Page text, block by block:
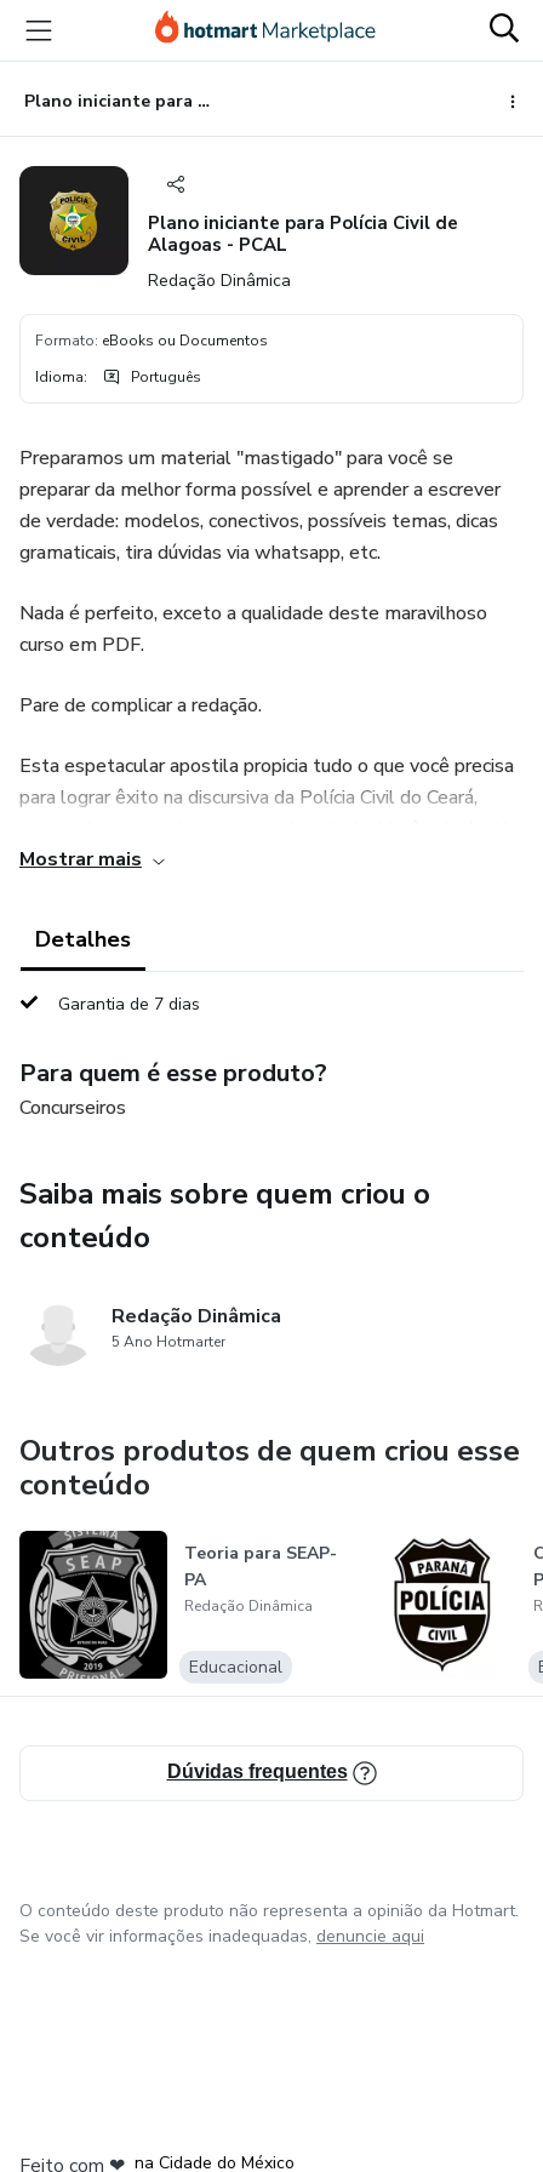
para
conteúdo
principal
para
pagamento
para
rodapé
Plano iniciante para Polícia Civil de Alagoas - PCAL
Plano iniciante para Polícia Civil de
Alagoas - PCAL
Redação Dinâmica
Formato: eBooks ou Documentos
Idioma: Português
Preparamos um material "mastigado" para você se
preparar da melhor forma possível e aprender a escrever
de verdade: modelos, conectivos, possíveis temas, dicas
gramaticais, tira dúvidas via whatsapp, etc.
Nada é perfeito, exceto a qualidade deste maravilhoso
curso em PDF.
Pare de complicar a redação.
Esta espetacular apostila propicia tudo o que você precisa
para lograr êxito na discursiva da Polícia Civil do Ceará,
proficiência em todos os aspectos redacionais exigidos
terá o acompanhamento direto via whatsapp com o
discursiva.
Somente após essas correções e o professor julgar que o
Inclui 4 correções + bônus.
Mostrar mais
Detalhes
Garantia de 7 dias
Para quem é esse produto?
Concurseiros
Saiba mais sobre quem criou o
conteúdo
Redação Dinâmica
5 Ano Hotmarter
Outros produtos de quem criou esse
conteúdo
Teoria para SEAP-
PA
Redação Dinâmica
Educacional
Dúvidas frequentes
O conteúdo deste produto não representa a opinião da Hotmart.
Se você vir informações inadequadas, denuncie aqui
Feito com ❤ na Cidade do México